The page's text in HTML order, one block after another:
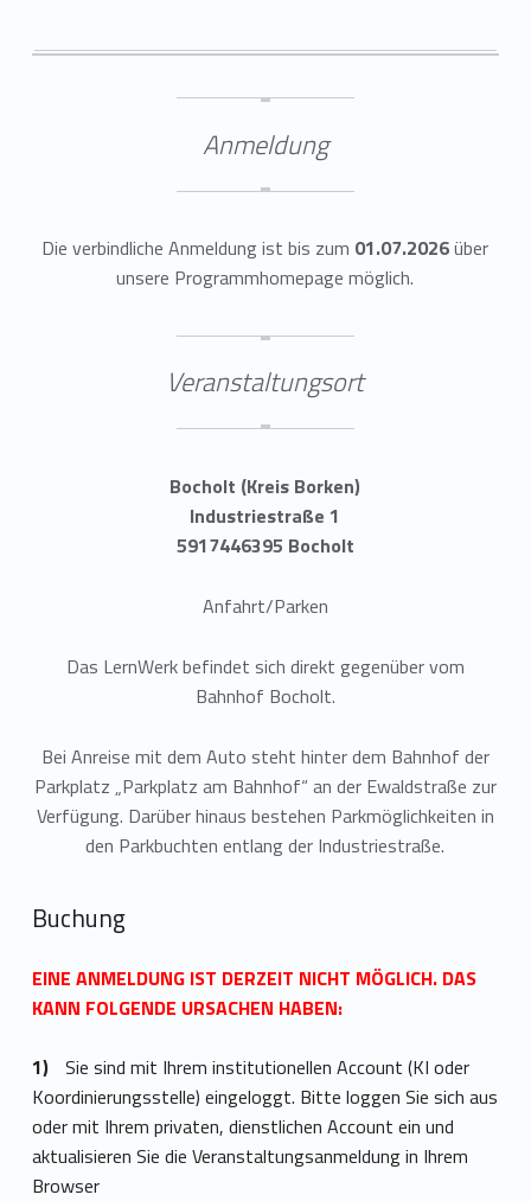
Anmeldung
Die verbindliche Anmeldung ist bis zum 01.07.2026über
unsere Programmhomepage möglich.
Veranstaltungsort
Bocholt (Kreis Borken)
Industriestraße 1
5917446395 Bocholt
Anfahrt/Parken
Das LernWerk befindet sich direkt gegenüber vom
Bahnhof Bocholt.
Bei Anreise mit dem Auto steht hinter dem Bahnhof der
Parkplatz „Parkplatz am Bahnhof“ an der Ewaldstraße zur
Verfügung. Darüber hinaus bestehen Parkmöglichkeiten in
den Parkbuchten entlang der Industriestraße.
Buchung
EINE ANMELDUNG IST DERZEIT NICHT MÖGLICH. DAS
KANN FOLGENDE URSACHEN HABEN:
Sie sind mit Ihrem institutionellen Account (KI oder
Koordinierungsstelle) eingeloggt. Bitte loggen Sie sich aus
oder mit Ihrem privaten, dienstlichen Account ein und
aktualisieren Sie die Veranstaltungsanmeldung in Ihrem
Browser